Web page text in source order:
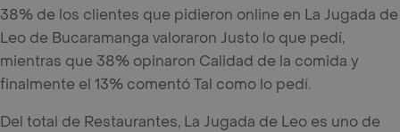
38% de los clientes que pidieron online en La Jugada de
Leo de Bucaramanga valoraron Justo lo que pedí,
mientras que 38% opinaron Calidad de la comida y
finalmente el 13% comentó Tal como lo pedí.
Del total de Restaurantes, La Jugada de Leo es uno de